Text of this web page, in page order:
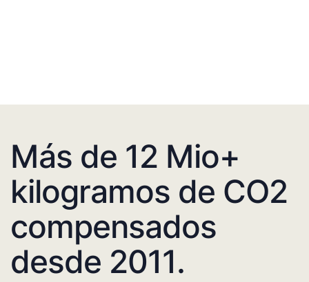
Más de 12 Mio+
kilogramos de CO2
compensados
desde 2011.